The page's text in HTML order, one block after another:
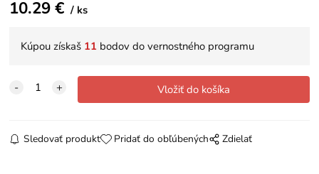
10.29€ ks
Kúpou získaš 11 bodov do vernostného programu
Sledovať produkt Pridať do obľúbených Zdielať